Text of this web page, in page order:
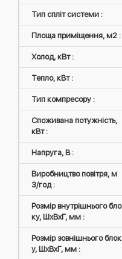
Тип спліт системи :
Площа приміщення, м2 :
Холод, кВт :
Тепло, кВт :
Тип компресору :
Споживана потужність,
кВт :
Напруга, В :
Виробництво повітря, м
3/год :
Розмір внутрішнього бло
ку, ШxВxГ, мм :
Розмір зовнішнього блок
у, ШxВxГ, мм :